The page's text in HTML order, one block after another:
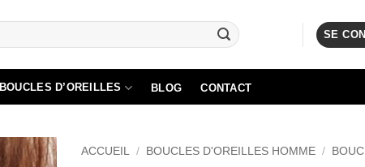
SE
BOUCLES D’OREILLES BLOG CONTACT
ACCUEIL / BOUCLES D'OREILLES HOMME /